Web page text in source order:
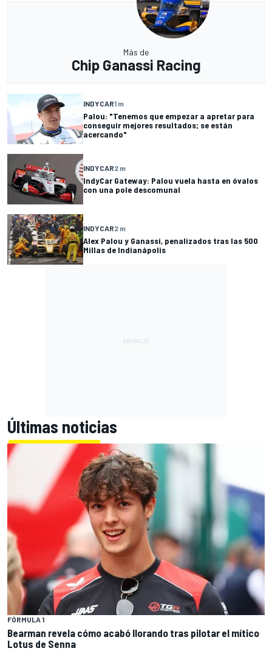
Más de
Chip Ganassi Racing
INDYCAR1 m
Palou: "Tenemos que empezar a apretar para
conseguir mejores resultados; se están
acercando"
INDYCAR2 m
IndyCar Gateway: Palou vuela hasta en óvalos
con una pole descomunal
INDYCAR2 m
Alex Palou y Ganassi, penalizados tras las 500
Millas de Indianápolis
Últimas noticias
FÓRMULA 1
Bearman revela cómo acabó llorando tras pilotar el mítico
Lotus de Senna